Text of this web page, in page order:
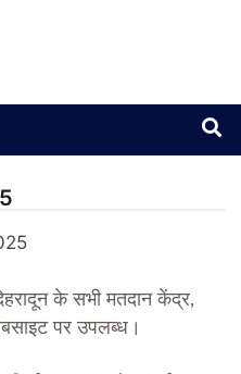
के सभी मतदान केंद्र,
पर उपलब्ध।